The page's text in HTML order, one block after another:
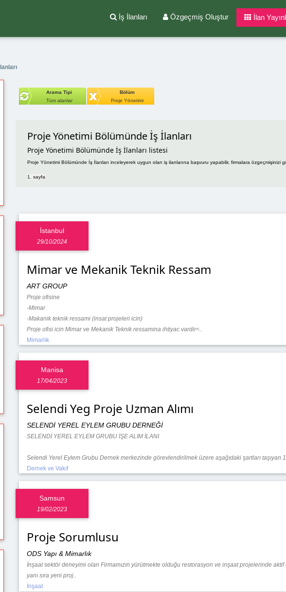
İş İlanları Özgeçmiş Oluştur İlan
Arama Tipi
Tüm alanlar
Bölüm
Proje Yönetimi
Proje Yönetimi Bölümünde İş İlanları
Proje Yönetimi Bölümünde İş İlanları listesi
Proje Yönetimi Bölümünde İş İlanları inceleyerek uygun olan iş ilanlarına başvuru yapabilir, firmalara özgeçmişinizi
1. sayfa
İstanbul
29/10/2024
Mimar ve Mekanik Teknik Ressam
ART GROUP
Proje ofisine
-Mimar
-Makanik teknik ressami (insat projeleri icin)
Proje ofisi icin Mimar ve Mekanik Teknik ressamina ihtiyac vardir<..
Mimarlık
Manisa
17/04/2023
Selendi Yeg Proje Uzman Alımı
SELENDİ YEREL EYLEM GRUBU DERNEĞİ
SELENDİ YEREL EYLEM GRUBU İŞE ALIM İLANI
Selendi Yerel Eylem Grubu Dernek merkezinde görevlendirilmek üzere aşağıdaki şartları taşıyan
Dernek ve Vakıf
Samsun
19/02/2023
Proje Sorumlusu
ODS Yapı & Mimarlık
İnşaat sektör deneyimi olan Firmamızın yürütmekte olduğu restorasyon ve inşaat projelerinde
yanı sıra yeni proj..
İnşaat